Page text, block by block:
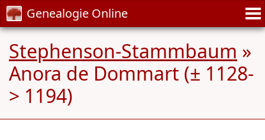
Genealogie Online
Stephenson-Stammbaum »
Anora de Dommart (± 1128-
> 1194)